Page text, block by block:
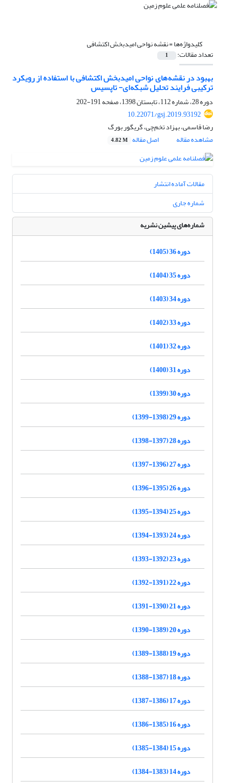
کلیدواژه‌ها =نقشه نواحی امیدبخش اکتشافی
تعداد مقالات: 1
بهبود در نقشه‌های نواحی امیدبخش اکتشافی با استفاده از رویکرد
ترکیبی فرایند تحلیل شبکه‌‌ای- تاپسیس
دوره 28، شماره 112، تابستان 1398، صفحه
191-202
10.22071/gsj.2019.93192
رضا قاسمی، بهزاد تخم‌چی، گریگور بورگ
مشاهده مقاله
اصل مقاله 4.82 M
مقالات آماده انتشار
شماره جاری
شماره‌های پیشین نشریه
دوره 36 (1405)
دوره 35 (1404)
دوره 34 (1403)
دوره 33 (1402)
دوره 32 (1401)
دوره 31 (1400)
دوره 30 (1399)
دوره 29 (1398-1399)
دوره 28 (1397-1398)
دوره 27 (1396-1397)
دوره 26 (1395-1396)
دوره 25 (1394-1395)
دوره 24 (1393-1394)
دوره 23 (1392-1393)
دوره 22 (1391-1392)
دوره 21 (1390-1391)
دوره 20 (1389-1390)
دوره 19 (1388-1389)
دوره 18 (1387-1388)
دوره 17 (1386-1387)
دوره 16 (1385-1386)
دوره 15 (1384-1385)
دوره 14 (1383-1384)